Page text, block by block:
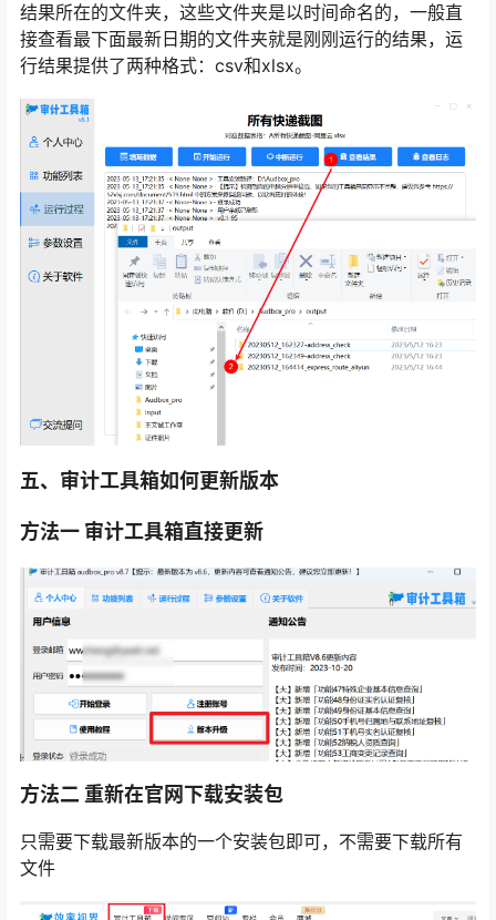
结果所在的文件夹，这些文件夹是以时间命名的，一般直
接查看最下面最新日期的文件夹就是刚刚运行的结果，运
行结果提供了两种格式：csv和xlsx。
五、审计工具箱如何更新版本
方法一 审计工具箱直接更新
方法二 重新在官网下载安装包
只需要下载最新版本的一个安装包即可，不需要下载所有
文件